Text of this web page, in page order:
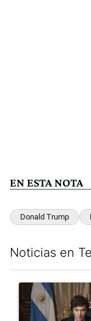
EN ESTA NOTA
Donald Trump
Noticias en
Un artículo de